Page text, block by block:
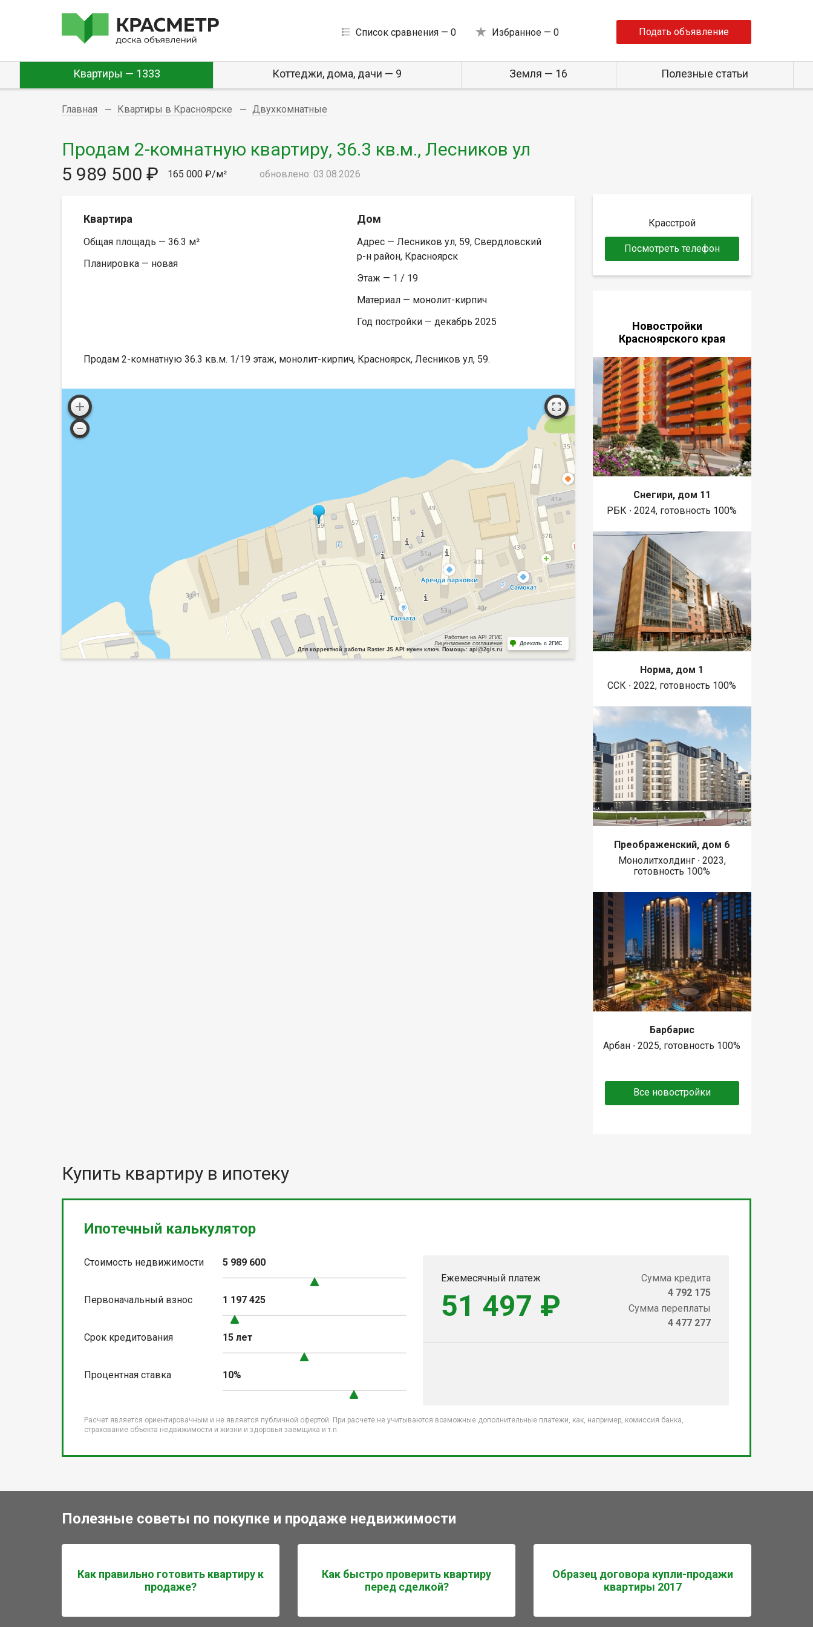
Список сравнения — 0 Избранное — 0 Подать объявление
Квартиры — 1333 Коттеджи, дома, дачи — 9 Земля — 16 Полезные статьи
Главная Квартиры в Красноярске Двухкомнатные
Продам 2-комнатную квартиру, 36.3 кв.м., Лесников ул
5 989 500 ₽
165 000 ₽/м² обновлено: 03.08.2026
Квартира
Общая площадь — 36.3 м²
Планировка — новая
Дом
Адрес — Лесников ул, 59, Свердловский
р-н район, Красноярск
Этаж — 1 / 19
Материал — монолит-кирпич
Год постройки — декабрь 2025
Продам 2-комнатную 36.3 кв.м. 1/19 этаж, монолит-кирпич, Красноярск, Лесников ул, 59.
Работает на API 2ГИС
Лицензионное соглашение
Для корректной работы Raster JS API нужен ключ. Помощь: api@2gis.ru
Доехать с 2ГИС
Красстрой
Посмотреть телефон
Новостройки
Красноярского края
Снегири, дом 11
РБК ∙ 2024, готовность 100%
Норма, дом 1
ССК ∙ 2022, готовность 100%
Преображенский, дом 6
Монолитхолдинг ∙ 2023,
готовность 100%
Барбарис
Арбан ∙ 2025, готовность 100%
Все новостройки
Купить квартиру в ипотеку
Ипотечный калькулятор
Стоимость недвижимости 5 989 600
Первоначальный взнос 1 197 425
Срок кредитования 15 лет
Процентная ставка 10%
Ежемесячный платеж
51 497 ₽
Сумма кредита
4 792 175
Сумма переплаты
4 477 277
Расчет является ориентировачным и не является публичной офертой. При расчете не учитываются возможные дополнительные платежи, как, например, комиссия банка,
страхование объекта недвижимости и жизни и здоровья заемщика и т.п.
Полезные советы по покупке и продаже недвижимости
Как правильно готовить квартиру к
продаже?
Как быстро проверить квартиру
перед сделкой?
Образец договора купли-продажи
квартиры 2017